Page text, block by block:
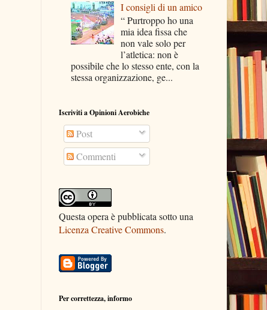
I consigli di un amico
“ Purtroppo ho una
mia idea fissa che
non vale solo per
l’atletica: non è
possibile che lo stesso ente, con la
stessa organizzazione, ge...
Iscriviti a Opinioni Aerobiche
Post
Commenti
Questa opera è pubblicata sotto una
Licenza Creative Commons.
Per correttezza, informo